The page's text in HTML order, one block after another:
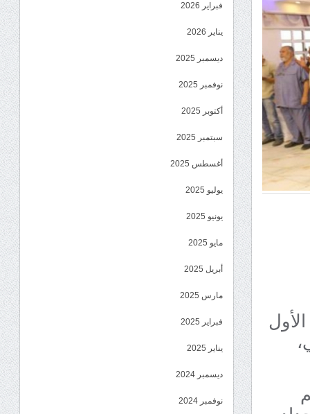
فبراير 2026
يناير 2026
ديسمبر 2025
نوفمبر 2025
أكتوبر 2025
سبتمبر 2025
أغسطس 2025
يوليو 2025
يونيو 2025
مايو 2025
أبريل 2025
مارس 2025
فبراير 2025
يناير 2025
ديسمبر 2024
نوفمبر 2024